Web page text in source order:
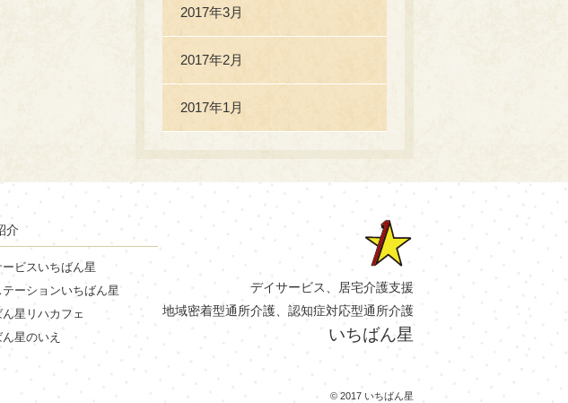
2017年3月
2017年2月
2017年1月
介
ビスいちばん星
ーションいちばん星
ん星リハカフェ
星のいえ
デイサービス、居宅介護支援
地域密着型通所介護、認知症対応型通所介護
いちばん星
© 2017 いちばん星